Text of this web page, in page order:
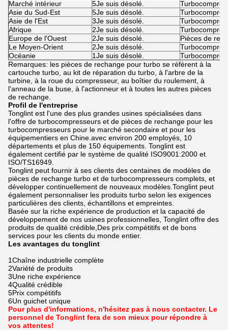
Marché intérieur
5Je suis désolé.
Asie du Sud-Est
5Je suis désolé.
Asie de l'Est
3Je suis désolé.
Afrique
2Je suis désolé.
Europe de l'Ouest
2Je suis désolé.
Pièces de
Le Moyen-Orient
2Je suis désolé.
Océanie
1Je suis désolé.
Remarques: les pièces de rechange pour turbo se réfèrent à la
cartouche turbo, au kit de réparation du turbo, à l'arbre de la
turbine, à la roue du compresseur, au boîtier du roulement, à
l'anneau de la buse, à l'actionneur et à toutes les autres pièces
de rechange.
Profil de l'entreprise
Tonglint est l'une des plus grandes usines spécialisées dans
l'offre de turbocompresseurs et de pièces de rechange pour les
turbocompresseurs pour le marché secondaire et pour les
équipementiers en Chine.avec environ 200 employés, 10
départements et plus de 150 équipements. Tonglint est
également certifié par le système de qualité ISO9001:2000 et
ISO/TS16949.
Tonglint peut fournir à ses clients des centaines de modèles de
pièces de rechange turbo et de turbocompresseurs complets, et
développer continuellement de nouveaux modèles.Tonglint peut
également personnaliser les produits turbo selon les exigences
particulières des clients, échantillons et empreintes.
Basée sur la riche expérience de production et la capacité de
développement de nos usines professionnelles, Tonglint offre des
produits de qualité crédible,Des prix compétitifs et de bons
services pour les clients du monde entier.
Les avantages du tonglint
1Chaîne industrielle complète
2Variété de produits
3Une riche expérience
4Qualité crédible
5Prix compétitifs
6Un guichet unique
Pour plus d'informations, n'hésitez pas à nous contacter. Le
personnel de Tonglint fera de son mieux pour répondre à
vos attentes!